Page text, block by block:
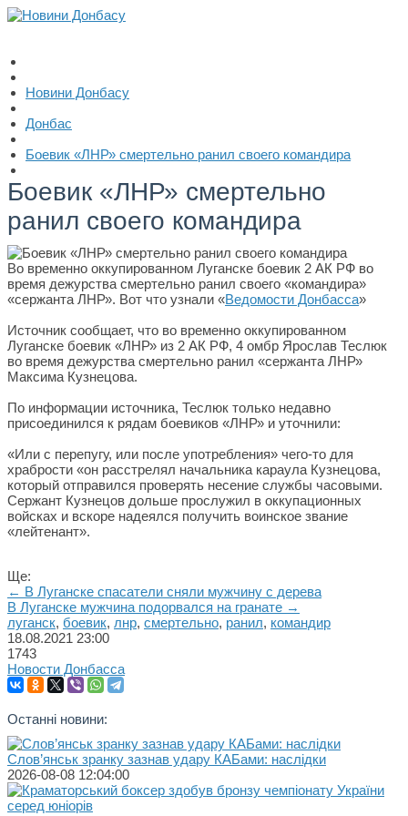
Новини Донбасу
Донбас
Боевик «ЛНР» смертельно ранил своего командира
Боевик «ЛНР» смертельно
ранил своего командира
Во временно оккупированном Луганске боевик 2 АК РФ во
время дежурства смертельно ранил своего «командира»
«сержанта ЛНР». Вот что узнали «Ведомости Донбасса»
Источник сообщает, что во временно оккупированном
Луганске боевик «ЛНР» из 2 АК РФ, 4 омбр Ярослав Теслюк
во время дежурства смертельно ранил «сержанта ЛНР»
Максима Кузнецова.
По информации источника, Теслюк только недавно
присоединился к рядам боевиков «ЛНР» и уточнили:
«Или с перепугу, или после употребления» чего-то для
храбрости «он расстрелял начальника караула Кузнецова,
который отправился проверять несение службы часовыми.
Сержант Кузнецов дольше прослужил в оккупационных
войсках и вскоре надеялся получить воинское звание
«лейтенант».
Ще:
← В Луганске спасатели сняли мужчину с дерева
В Луганске мужчина подорвался на гранате →
луганск, боевик, лнр, смертельно, ранил, командир
18.08.2021 23:00
1743
Новости Донбасса
Останні новини:
Слов’янськ зранку зазнав удару КАБами: наслідки
2026-08-08 12:04:00